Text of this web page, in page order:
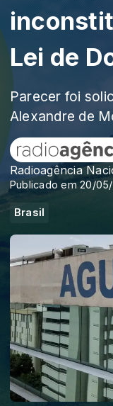
Lei de
Parecer foi
Alexandre de
Radioagência
Publicado em 20/
Brasil